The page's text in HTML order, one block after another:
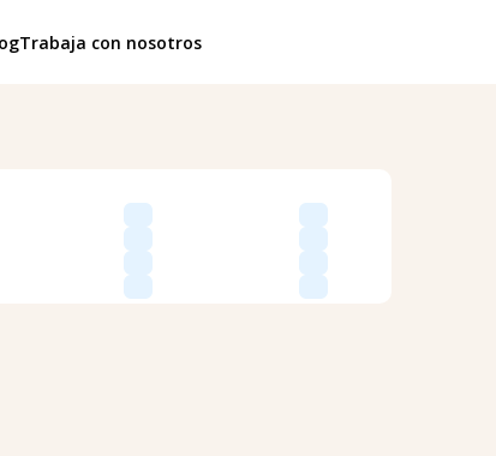
Trabaja con nosotros